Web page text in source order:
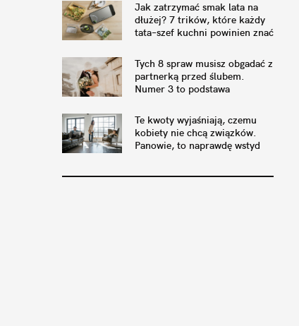
Jak zatrzymać smak lata na
dłużej? 7 trików, które każdy
tata–szef kuchni powinien znać
Tych 8 spraw musisz obgadać z
partnerką przed ślubem.
Numer 3 to podstawa
Te kwoty wyjaśniają, czemu
kobiety nie chcą związków.
Panowie, to naprawdę wstyd